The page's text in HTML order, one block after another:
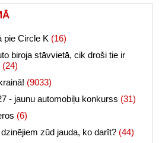
pie Circle K (16)
biroja stāvvietā, cik droši tie ir
(24)
(9033)
- jaunu automobiļu konkurss (31)
(6)
zūd jauda, ko darīt? (44)